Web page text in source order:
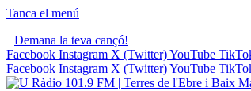
Tanca el menú
Demana la teva cançó!
Facebook Instagram X (Twitter)YouTube
Facebook Instagram X (Twitter)YouTube